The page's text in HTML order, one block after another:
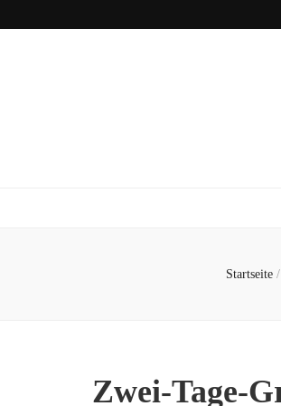
Startseite /
Zwei-Tage-